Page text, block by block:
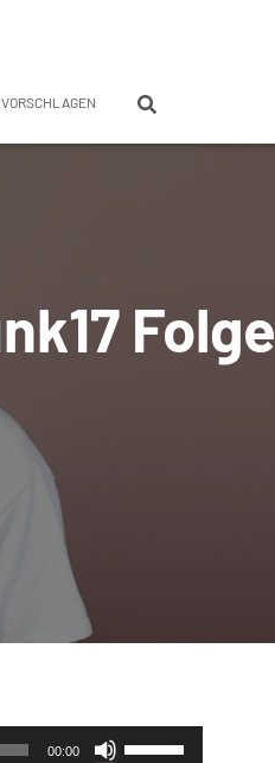
Folge
00:00
Pfeiltasten